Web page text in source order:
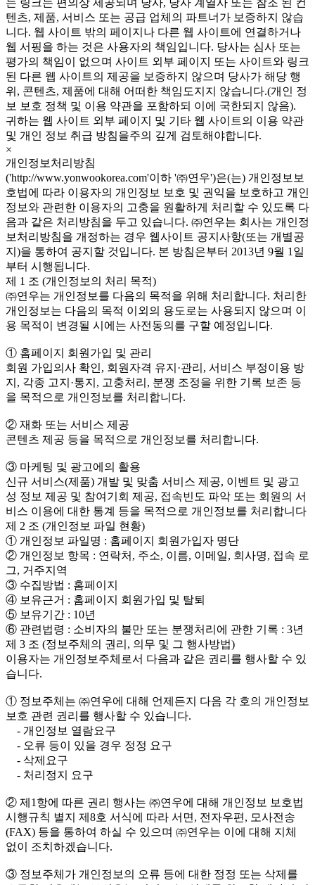
는 링크는 편의상 제공되며 당사, 당사 계열사 또는 참조 된 컨
텐츠, 제품, 서비스 또는 공급 업체의 파트너가 보증하지 않습
니다. 웹 사이트 밖의 페이지나 다른 웹 사이트에 연결하거나
웹 서핑을 하는 것은 사용자의 책임입니다. 당사는 심사 또는
평가의 책임이 없으며 사이트 외부 페이지 또는 사이트와 링크
된 다른 웹 사이트의 제공을 보증하지 않으며 당사가 해당 행
위, 콘텐츠, 제품에 대해 어떠한 책임도지지 않습니다.(개인 정
보 보호 정책 및 이용 약관을 포함하되 이에 국한되지 않음).
귀하는 웹 사이트 외부 페이지 및 기타 웹 사이트의 이용 약관
및 개인 정보 취급 방침을주의 깊게 검토해야합니다.
×
개인정보처리방침
('http://www.yonwookorea.com'이하 '㈜연우')은(는) 개인정보보
호법에 따라 이용자의 개인정보 보호 및 권익을 보호하고 개인
정보와 관련한 이용자의 고충을 원활하게 처리할 수 있도록 다
음과 같은 처리방침을 두고 있습니다. ㈜연우는 회사는 개인정
보처리방침을 개정하는 경우 웹사이트 공지사항(또는 개별공
지)을 통하여 공지할 것입니다. 본 방침은부터 2013년 9월 1일
부터 시행됩니다.
제 1 조 (개인정보의 처리 목적)
㈜연우는 개인정보를 다음의 목적을 위해 처리합니다. 처리한
개인정보는 다음의 목적 이외의 용도로는 사용되지 않으며 이
용 목적이 변경될 시에는 사전동의를 구할 예정입니다.
① 홈페이지 회원가입 및 관리
회원 가입의사 확인, 회원자격 유지·관리, 서비스 부정이용 방
지, 각종 고지·통지, 고충처리, 분쟁 조정을 위한 기록 보존 등
을 목적으로 개인정보를 처리합니다.
② 재화 또는 서비스 제공
콘텐츠 제공 등을 목적으로 개인정보를 처리합니다.
③ 마케팅 및 광고에의 활용
신규 서비스(제품) 개발 및 맞춤 서비스 제공, 이벤트 및 광고
성 정보 제공 및 참여기회 제공, 접속빈도 파악 또는 회원의 서
비스 이용에 대한 통계 등을 목적으로 개인정보를 처리합니다
제 2 조 (개인정보 파일 현황)
① 개인정보 파일명 : 홈페이지 회원가입자 명단
② 개인정보 항목 : 연락처, 주소, 이름, 이메일, 회사명, 접속 로
그, 거주지역
③ 수집방법 : 홈페이지
④ 보유근거 : 홈페이지 회원가입 및 탈퇴
⑤ 보유기간 : 10년
⑥ 관련법령 : 소비자의 불만 또는 분쟁처리에 관한 기록 : 3년
제 3 조 (정보주체의 권리, 의무 및 그 행사방법)
이용자는 개인정보주체로서 다음과 같은 권리를 행사할 수 있
습니다.
① 정보주체는 ㈜연우에 대해 언제든지 다음 각 호의 개인정보
보호 관련 권리를 행사할 수 있습니다.
- 개인정보 열람요구
- 오류 등이 있을 경우 정정 요구
- 삭제요구
- 처리정지 요구
② 제1항에 따른 권리 행사는 ㈜연우에 대해 개인정보 보호법
시행규칙 별지 제8호 서식에 따라 서면, 전자우편, 모사전송
(FAX) 등을 통하여 하실 수 있으며 ㈜연우는 이에 대해 지체
없이 조치하겠습니다.
③ 정보주체가 개인정보의 오류 등에 대한 정정 또는 삭제를